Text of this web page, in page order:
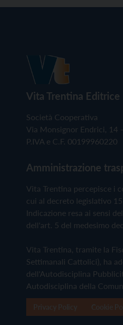
Vita Trentina Editrice
Società Cooperativa
Via Monsignor Endrici, 14
P.IVA e C.F. 00199960220
Amministrazione
Vita Trentina percepisce i
cui al decreto legislativo
Indicazione resa ai sensi
dell'art. 5 del medesimo
Vita Trentina, tramite la
Settimanali Cattolici), ha
dell'Autodisciplina
Autodisciplina della